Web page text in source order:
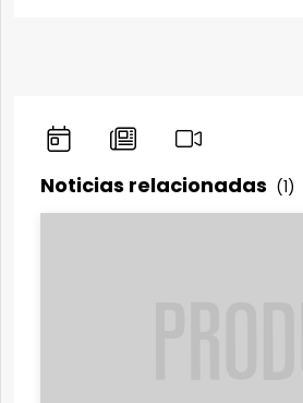
Noticias relacionadas (1)